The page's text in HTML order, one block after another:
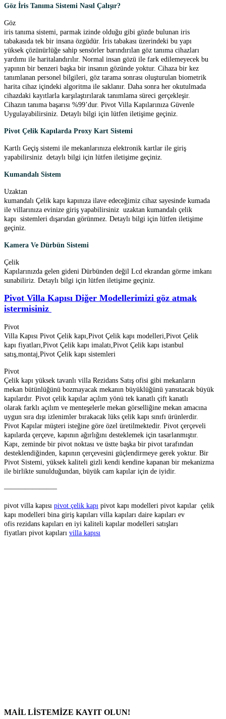
Göz İris Tanıma Sistemi Nasıl Çalışır?
Göz
iris tanıma sistemi, parmak izinde olduğu gibi gözde bulunan iris
tabakasıda tek bir insana özgüdür. İris tabakası üzerindeki bu yapı
yüksek çözünürlüğe sahip sensörler barındırılan göz tanıma cihazları
yardımı ile haritalandırılır. Normal insan gözü ile fark edilemeyecek bu
yapının bir benzeri başka bir insanın gözünde yoktur. Cihaza bir kez
tanımlanan personel bilgileri, göz tarama sonrası oluşturulan biometrik
harita cihaz içindeki algoritma ile saklanır. Daha sonra her okutulmada
cihazdaki kayıtlarla karşılaştırılarak tanımlama süreci gerçekleşir.
Cihazın tanıma başarısı %99’dur. Pivot Villa Kapılarınıza Güvenle
Uygulayabilirsiniz. Detaylı bilgi için lütfen iletişime geçiniz.
Pivot Çelik Kapılarda Proxy Kart Sistemi
Kartlı Geçiş sistemi ile mekanlarınıza elektronik kartlar ile giriş
yapabilirsiniz detaylı bilgi için lütfen iletişime geçiniz.
Kumandalı Sistem
Uzaktan
kumandalı Çelik kapı kapınıza ilave edeceğimiz cihaz sayesinde kumada
ile villarınıza evinize giriş yapabilirsiniz uzaktan kumandalı çelik
kapı sistemleri dışarıdan görünmez. Detaylı bilgi için lütfen iletişime
geçiniz.
Kamera Ve Dürbün Sistemi
Çelik
Kapılarınızda gelen gideni Dürbünden değil Lcd ekrandan görme imkanı
sunabiliriz. Detaylı bilgi için lütfen iletişime geçiniz.
Pivot Villa Kapısı Diğer Modellerimizi göz atmak
istermisiniz
Pivot
Villa Kapısı Pivot Çelik kapı,Pivot Çelik kapı modelleri,Pivot Çelik
kapı fiyatları,Pivot Çelik kapı imalatı,Pivot Çelik kapı istanbul
satış,montaj,Pivot Çelik kapı sistemleri
Pivot
Çelik kapı yüksek tavanlı villa Rezidans Satış ofisi gibi mekanların
mekan bütünlüğünü bozmayacak mekanın büyüklüğünü yansıtacak büyük
kapılardır. Pivot çelik kapılar açılım yönü tek kanatlı çift kanatlı
olarak farklı açılım ve menteşelerle mekan görselliğine mekan amacına
uygun sıra dışı izlenimler bırakacak lüks çelik kapı sınıfı ürünlerdir.
Pivot Kapılar müşteri isteğine göre özel üretilmektedir. Pivot çerçeveli
kapılarda çerçeve, kapının ağırlığını desteklemek için tasarlanmıştır.
Kapı, zeminde bir pivot noktası ve üstte başka bir pivot tarafından
desteklendiğinden, kapının çerçevesini güçlendirmeye gerek yoktur. Bir
Pivot Sistemi, yüksek kaliteli gizli kendi kendine kapanan bir mekanizma
ile birlikte sunulduğundan, büyük cam kapılar için de iyidir.
———————–
pivot villa kapısı pivot çelik kapı pivot kapı modelleri pivot kapılar çelik
kapı modelleri bina giriş kapıları villa kapıları daire kapıları ev
ofis rezidans kapıları en iyi kaliteli kapılar modelleri satışları
fiyatları pivot kapıları villa kapısı
MAİL LİSTEMİZE KAYIT OLUN!